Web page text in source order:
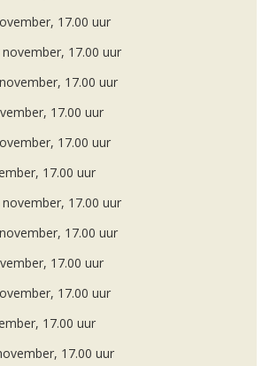
17.00 uur
17.00 uur
17.00 uur
17.00 uur
17.00 uur
17.00 uur
17.00 uur
17.00 uur
17.00 uur
17.00 uur
17.00 uur
17.00 uur